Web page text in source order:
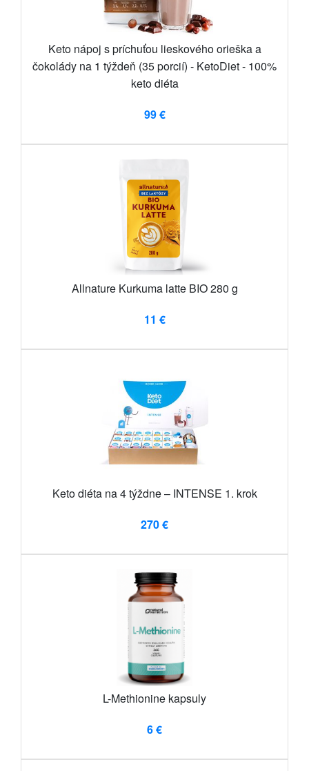
Keto nápoj s príchuťou lieskového orieška a
čokolády na 1 týždeň (35 porcií) - KetoDiet - 100%
keto diéta
99 €
Allnature Kurkuma latte BIO 280 g
11 €
Keto diéta na 4 týždne – INTENSE 1. krok
270 €
L-Methionine kapsuly
6 €